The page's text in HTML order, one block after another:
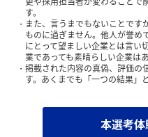
す。
また、言うまでもないことです
ものに過ぎません。他人が誉め
にとって望ましい企業とは言い
業であっても素晴らしい企業は
掲載された内容の真偽、評価の
す。あくまでも「一つの結果」
本選考